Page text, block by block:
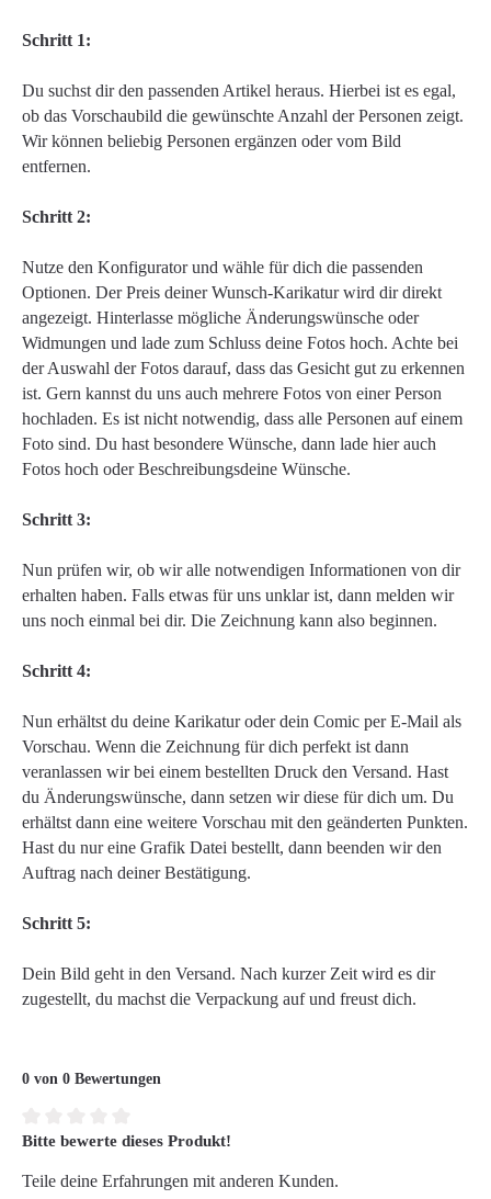
Schritt 1:
Du suchst dir den passenden Artikel heraus. Hierbei ist es egal,
ob das Vorschaubild die gewünschte Anzahl der Personen zeigt.
Wir können beliebig Personen ergänzen oder vom Bild
entfernen.
Schritt 2:
Nutze den Konfigurator und wähle für dich die passenden
Optionen. Der Preis deiner Wunsch-Karikatur wird dir direkt
angezeigt. Hinterlasse mögliche Änderungswünsche oder
Widmungen und lade zum Schluss deine Fotos hoch. Achte bei
der Auswahl der Fotos darauf, dass das Gesicht gut zu erkennen
ist. Gern kannst du uns auch mehrere Fotos von einer Person
hochladen. Es ist nicht notwendig, dass alle Personen auf einem
Foto sind. Du hast besondere Wünsche, dann lade hier auch
Fotos hoch oder Beschreibungsdeine Wünsche.
Schritt 3:
Nun prüfen wir, ob wir alle notwendigen Informationen von dir
erhalten haben. Falls etwas für uns unklar ist, dann melden wir
uns noch einmal bei dir. Die Zeichnung kann also beginnen.
Schritt 4:
Nun erhältst du deine Karikatur oder dein Comic per E-Mail als
Vorschau. Wenn die Zeichnung für dich perfekt ist dann
veranlassen wir bei einem bestellten Druck den Versand. Hast
du Änderungswünsche, dann setzen wir diese für dich um. Du
erhältst dann eine weitere Vorschau mit den geänderten Punkten.
Hast du nur eine Grafik Datei bestellt, dann beenden wir den
Auftrag nach deiner Bestätigung.
Schritt 5:
Dein Bild geht in den Versand. Nach kurzer Zeit wird es dir
zugestellt, du machst die Verpackung auf und freust dich.
0 von 0 Bewertungen
Durchschnittliche Bewertung von 0 von 5 Sternen
Bitte bewerte dieses Produkt!
Teile deine Erfahrungen mit anderen Kunden.